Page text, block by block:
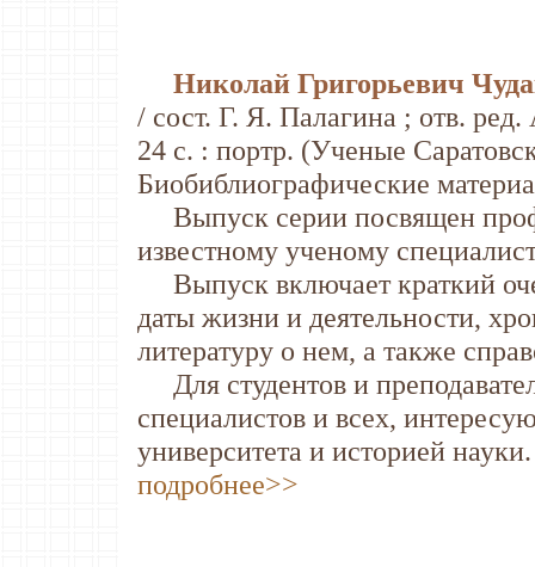
Николай Григорьевич
/ сост. Г. Я. Палагина ; отв.
24 с. : портр. (Ученые
Биобиблиографические
Выпуск серии посвящен
известному ученому
Выпуск включает краткий
даты жизни и деятельности,
литературу о нем, а также
Для студентов и
специалистов и всех,
университета и историей науки.
подробнее>>